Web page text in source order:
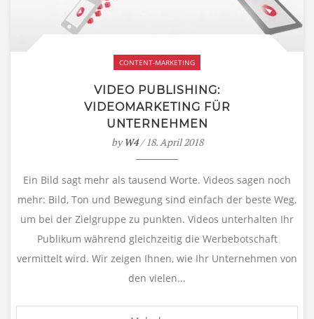
CONTENT-MARKETING
VIDEO PUBLISHING:
VIDEOMARKETING FÜR
UNTERNEHMEN
byW4/ 18. April 2018
Ein Bild sagt mehr als tausend Worte. Videos sagen noch
mehr: Bild, Ton und Bewegung sind einfach der beste Weg,
um bei der Zielgruppe zu punkten. Videos unterhalten Ihr
Publikum während gleichzeitig die Werbebotschaft
vermittelt wird. Wir zeigen Ihnen, wie Ihr Unternehmen von
den vielen...